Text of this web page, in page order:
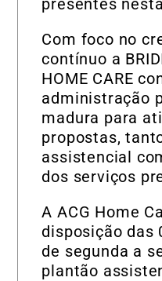
presentes
Com foco no
contínuo a
HOME CARE
administração
madura para
propostas,
assistencial
dos serviços
A ACG Home
disposição das
de segunda a
plantão